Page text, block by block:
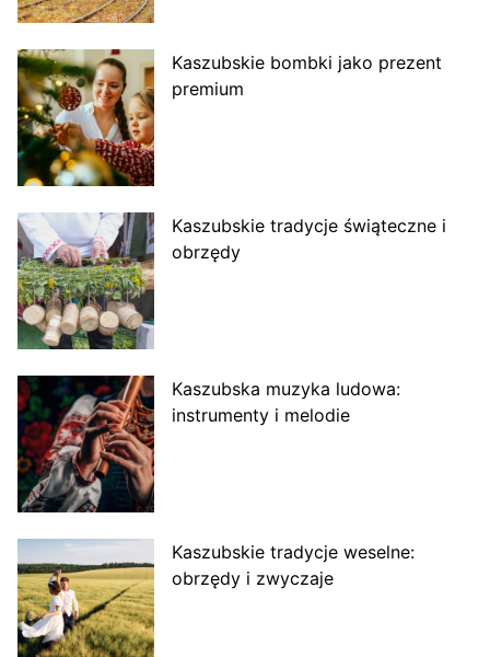
Kaszubskie bombki jako prezent
premium
Kaszubskie tradycje świąteczne i
obrzędy
Kaszubska muzyka ludowa:
instrumenty i melodie
Kaszubskie tradycje weselne:
obrzędy i zwyczaje